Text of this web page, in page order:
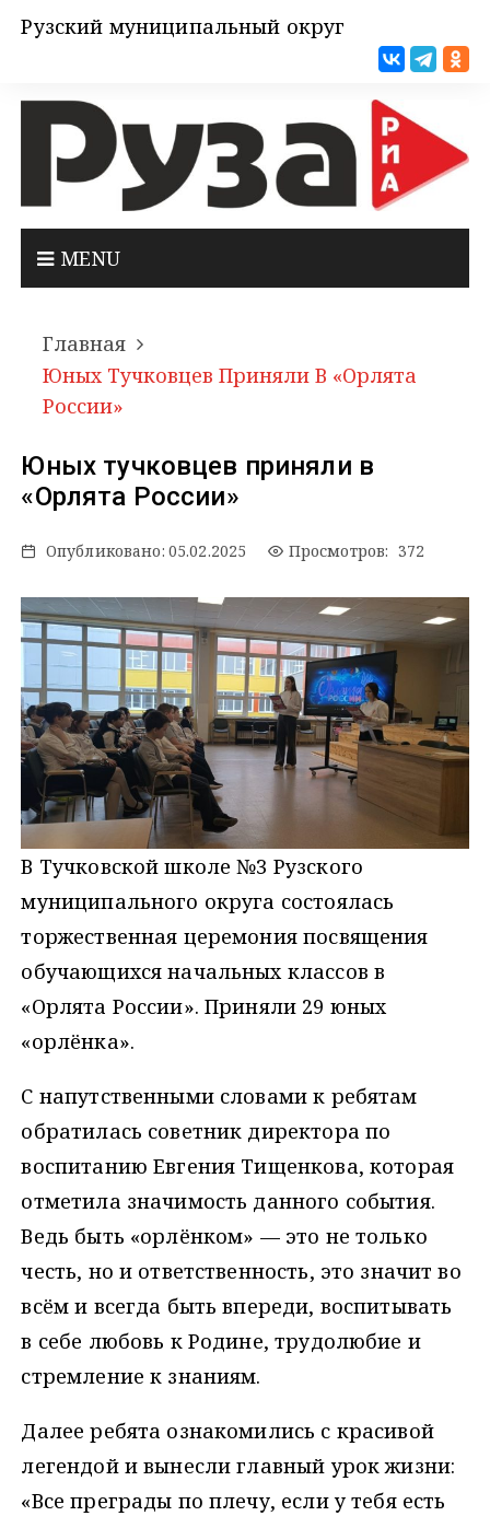
Рузский муниципальный округ
MENU
Главная
Юных Тучковцев Приняли В «Орлята
России»
Юных тучковцев приняли в
«Орлята России»
Опубликовано: 05.02.2025 Просмотров: 372
В Тучковской школе №3 Рузского
муниципального округа состоялась
торжественная церемония посвящения
обучающихся начальных классов в
«Орлята России». Приняли 29 юных
«орлёнка».
С напутственными словами к ребятам
обратилась советник директора по
воспитанию Евгения Тищенкова, которая
отметила значимость данного события.
Ведь быть «орлёнком» — это не только
честь, но и ответственность, это значит во
всём и всегда быть впереди, воспитывать
в себе любовь к Родине, трудолюбие и
стремление к знаниям.
Далее ребята ознакомились с красивой
легендой и вынесли главный урок жизни:
«Все преграды по плечу, если у тебя есть